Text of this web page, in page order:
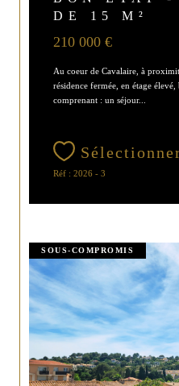
DE 15 M²
210 000 €
Au coeur de Cavalaire, à
résidence fermée, en étage
comprenant : un séjour...
Réf : 2026 - 3
SOUS-COMPROMIS